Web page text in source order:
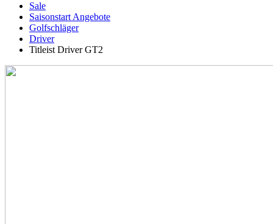
Sale
Saisonstart Angebote
Golfschläger
Driver
Titleist Driver GT2